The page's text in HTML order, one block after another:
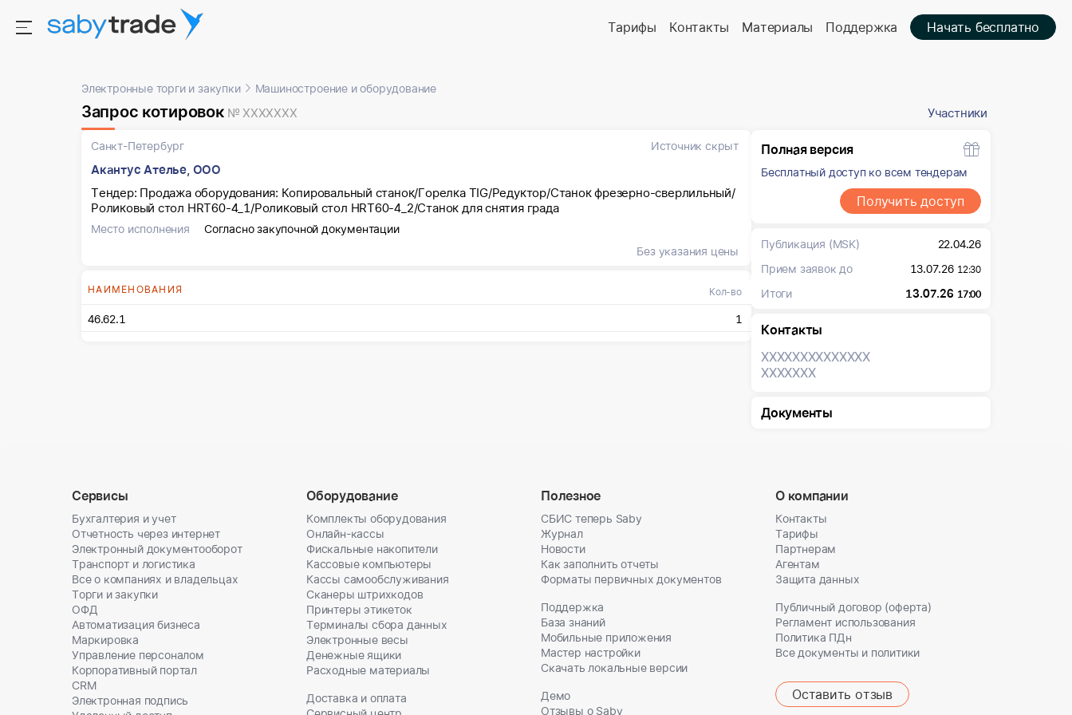
Тарифы Контакты Материалы Поддержка Начать бесплатно
Электронные торги и закупки Машиностроение и оборудование
Запрос котировок № XXXXXXX Участники
Санкт-Петербург Источник скрыт
Акантус Ателье, ООО
Тендер: Продажа оборудования: Копировальный станок/Горелка TIG/Редуктор/Станок фрезерно-сверлильный/
Роликовый стол HRT60-4_1/Роликовый стол HRT60-4_2/Станок для снятия града
Место исполнения
Согласно закупочной документации
Без указания цены
НАИМЕНОВАНИЯ Кол-во
46.62.1 1
Полная версия
Бесплатный доступ ко всем тендерам
Получить доступ
Публикация (MSK)
22.04.26
Прием заявок до
13.07.26 12:30
Итоги 13.07.26 17:00
Контакты
XXXXXXXXXXXXXX
XXXXXXX
Документы
Сервисы
Бухгалтерия и учет
Отчетность через интернет
Электронный документооборот
Транспорт и логистика
Все о компаниях и владельцах
Торги и закупки
ОФД
Автоматизация бизнеса
Маркировка
Управление персоналом
Корпоративный портал
CRM
Электронная подпись
Оборудование
Комплекты оборудования
Онлайн-кассы
Фискальные накопители
Кассовые компьютеры
Кассы самообслуживания
Сканеры штрихкодов
Принтеры этикеток
Терминалы сбора данных
Электронные весы
Денежные ящики
Расходные материалы
Доставка и оплата
Полезное
СБИС теперь Saby
Журнал
Новости
Как заполнить отчеты
Форматы первичных документов
Поддержка
База знаний
Мобильные приложения
Мастер настройки
Скачать локальные версии
Демо
Отзывы о Saby
О компании
Контакты
Тарифы
Партнерам
Агентам
Защита данных
Публичный договор (оферта)
Регламент использования
Политика ПДн
Все документы и политики
Оставить отзыв